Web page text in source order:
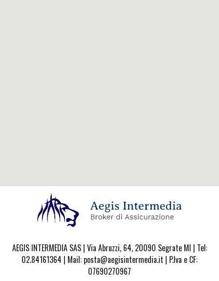
AEGIS INTERMEDIA SAS | Via Abruzzi, 64, 20090 Segrate MI | Tel:
02.84161364 | Mail: posta@aegisintermedia.it | P.Iva e CF:
07690270967